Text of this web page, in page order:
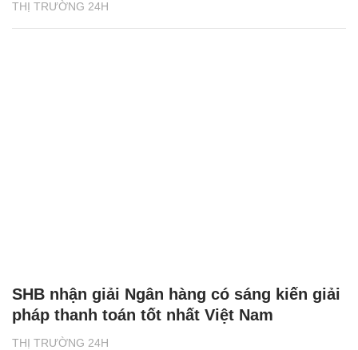
THỊ TRƯỜNG 24H
THỊ TRƯỜNG 24H
SHB nhận giải Ngân hàng có sáng kiến giải
pháp thanh toán tốt nhất Việt Nam